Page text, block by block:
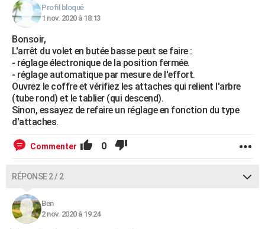
S'inscrire
Se connecter
Lycées
Collèges
Primaires
Universités
Entreprises
Service militaire
Avis de recherche
AVIS DE DÉCÈS
Bricolage
Lifestyle
Culture
Sport
Auto
Television
Voyage
Cinema
Profil bloqué
1 nov. 2020 à 18:13
Bonsoir,
L'arrêt du volet en butée basse peut se faire :
- réglage électronique de la position fermée.
- réglage automatique par mesure de l'effort.
Ouvrez le coffre et vérifiez les attaches qui relient l'arbre
(tube rond) et le tablier (qui descend).
Sinon, essayez de refaire un réglage en fonction du type
d'attaches.
Commenter 0
RÉPONSE 2 / 2
Ben
2 nov. 2020 à 19:24